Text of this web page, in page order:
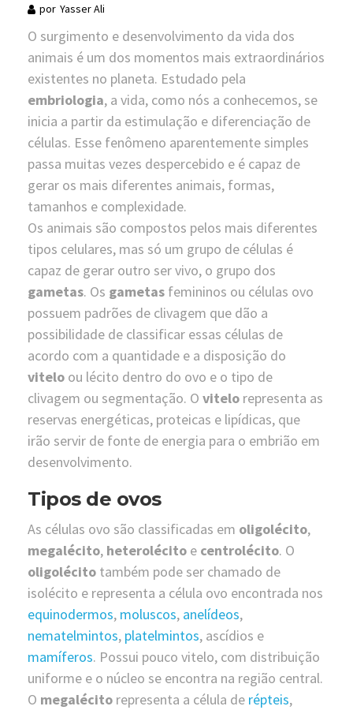
por Yasser Ali
O surgimento e desenvolvimento da vida dos
animais é um dos momentos mais extraordinários
existentes no planeta. Estudado pela
embriologia, a vida, como nós a conhecemos, se
inicia a partir da estimulação e diferenciação de
células. Esse fenômeno aparentemente simples
passa muitas vezes despercebido e é capaz de
gerar os mais diferentes animais, formas,
tamanhos e complexidade.
Os animais são compostos pelos mais diferentes
tipos celulares, mas só um grupo de células é
capaz de gerar outro ser vivo, o grupo dos
gametas. Os gametas femininos ou células ovo
possuem padrões de clivagem que dão a
possibilidade de classificar essas células de
acordo com a quantidade e a disposição do
vitelo ou lécito dentro do ovo e o tipo de
clivagem ou segmentação. O vitelo representa as
reservas energéticas, proteicas e lipídicas, que
irão servir de fonte de energia para o embrião em
desenvolvimento.
Tipos de ovos
As células ovo são classificadas em oligolécito,
megalécito, heterolécito e centrolécito. O
oligolécito também pode ser chamado de
isolécito e representa a célula ovo encontrada nos
equinodermos, moluscos, anelídeos,
nematelmintos, platelmintos, ascídios e
mamíferos. Possui pouco vitelo, com distribuição
uniforme e o núcleo se encontra na região central.
O megalécito representa a célula de répteis,